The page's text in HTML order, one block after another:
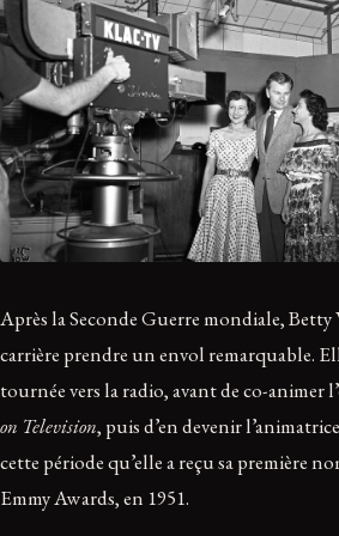
Après la Seconde Guerre mondiale, Betty
carrière prendre un envol remarquable.
tournée vers la radio, avant de co-animer
on Television, puis d’en devenir
cette période qu’elle a reçu sa première
Emmy Awards, en 1951.